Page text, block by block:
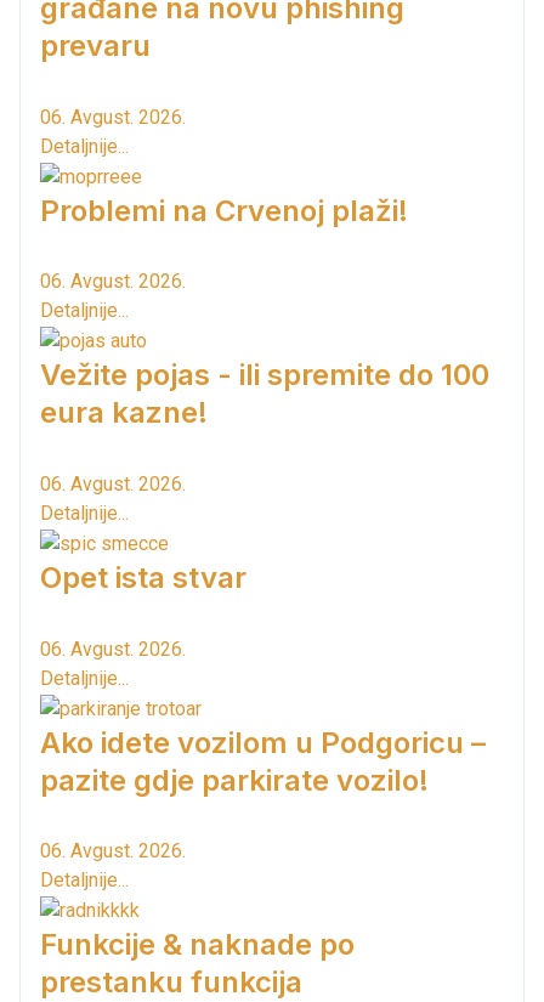
građane na novu phishing
prevaru
06. Avgust. 2026.
Detaljnije...
Problemi na Crvenoj plaži!
06. Avgust. 2026.
Detaljnije...
Vežite pojas - ili spremite do 100
eura kazne!
06. Avgust. 2026.
Detaljnije...
Opet ista stvar
06. Avgust. 2026.
Detaljnije...
Ako idete vozilom u Podgoricu –
pazite gdje parkirate vozilo!
06. Avgust. 2026.
Detaljnije...
Funkcije & naknade po
prestanku funkcija